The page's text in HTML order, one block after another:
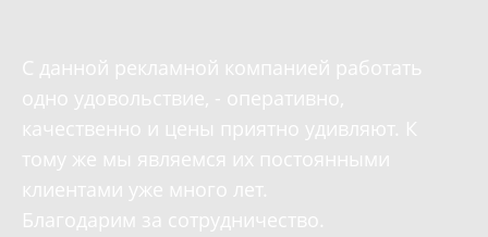
С данной рекламной компанией работать
одно удовольствие, - оперативно,
качественно и цены приятно удивляют. К
тому же мы являемся их постоянными
клиентами уже много лет.
Благодарим за сотрудничество.